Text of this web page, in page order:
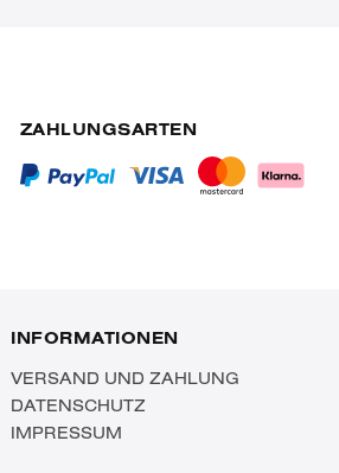
ZAHLUNGSARTEN
INFORMATIONEN
VERSAND UND ZAHLUNG
DATENSCHUTZ
IMPRESSUM